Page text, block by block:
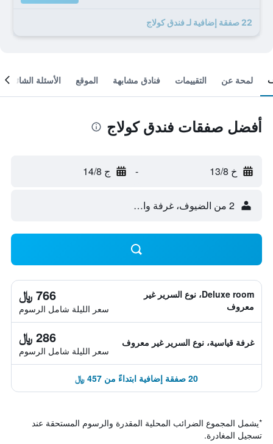
22 صفقة إضافية لـ فندق كولاج
لمحة عن التقييمات فنادق مشابهة الموقع الأسئلة الشائعة
أفضل صفقات فندق كولاج
خ 13/8 - ج 14/8
2 من الضيوف، غرفة واحدة
Deluxe room، نوع السرير غير
معروف
766 ﷼
سعر الليلة شامل الرسوم
غرفة قياسية، نوع السرير غير معروف 286 ﷼
سعر الليلة شامل الرسوم
20 صفقة إضافية ابتداءً من 457 ﷼
*يشمل المجموع الضرائب المحلية المقدرة والرسوم المستحقة عند
تسجيل المغادرة.